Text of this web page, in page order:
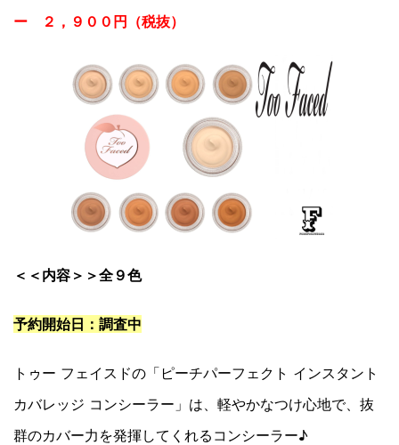
ー ２，９００円（税抜）
＜＜内容＞＞全９色
予約開始日：調査中
トゥー フェイスドの「ピーチパーフェクト インスタント
カバレッジ コンシーラー」は、軽やかなつけ心地で、抜
群のカバー力を発揮してくれるコンシーラー♪